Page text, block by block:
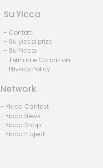
Su Yicca
- Contatti
- Su yicca prize
- Su Yicca
- Termini e Condizioni
- Privacy Policy
Network
- Yicca Contest
- Yicca News
- Yicca Shop
- Yicca Project